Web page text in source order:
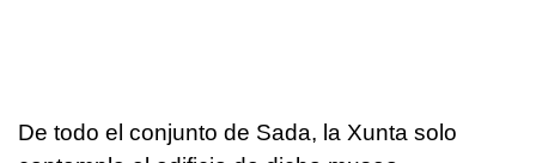
De todo el conjunto de Sada, la Xunta solo